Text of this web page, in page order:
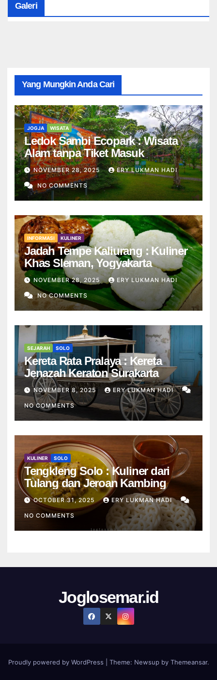
Galeri
Yang Mungkin Anda Cari
JOGJA WISATA
Ledok Sambi Ecopark : Wisata
Alam tanpa Tiket Masuk
NOVEMBER 28, 2025 ERY LUKMAN HADI
NO COMMENTS
INFORMASI KULINER
Jadah Tempe Kaliurang : Kuliner
Khas Sleman, Yogyakarta
NOVEMBER 28, 2025 ERY LUKMAN HADI
NO COMMENTS
SEJARAH SOLO
Kereta Rata Pralaya : Kereta
Jenazah Keraton Surakarta
NOVEMBER 8, 2025 ERY LUKMAN HADI
NO COMMENTS
KULINER SOLO
Tengkleng Solo : Kuliner dari
Tulang dan Jeroan Kambing
OCTOBER 31, 2025 ERY LUKMAN HADI
NO COMMENTS
Joglosemar.id
Proudly powered by WordPress Theme: Newsupby Themeansar.